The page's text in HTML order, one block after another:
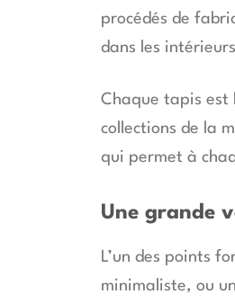
procédés de
dans les
Chaque tapis est
collections de la
qui permet à
Une grande
L’un des points
minimaliste, ou